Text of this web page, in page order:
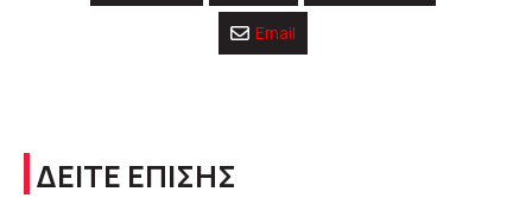
Email
ΔΕΙΤΕ ΕΠΙΣΗΣ